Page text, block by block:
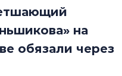
на
обязали через